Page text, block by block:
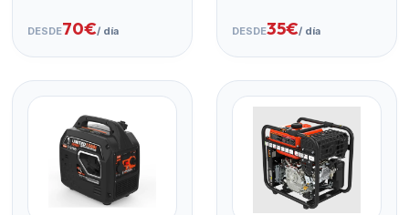
DESDE70€/ día DESDE35€/ día